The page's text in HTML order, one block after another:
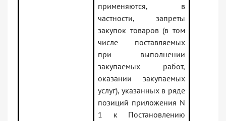
применяются, в
частности, запреты
закупок товаров (в том
числе поставляемых
при выполнении
закупаемых работ,
оказании закупаемых
услуг), указанных в ряде
позиций приложения N
1 к Постановлению